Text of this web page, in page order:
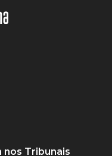
nos Tribunais